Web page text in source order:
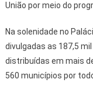
União por meio do
Na solenidade no
divulgadas as 187,5
distribuídas em mais
560 municípios por